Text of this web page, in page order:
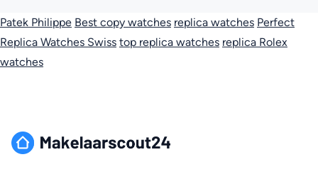
Patek Philippe Best copy watches replica watches Perfect
Replica Watches Swiss top replica watches replica Rolex
watches